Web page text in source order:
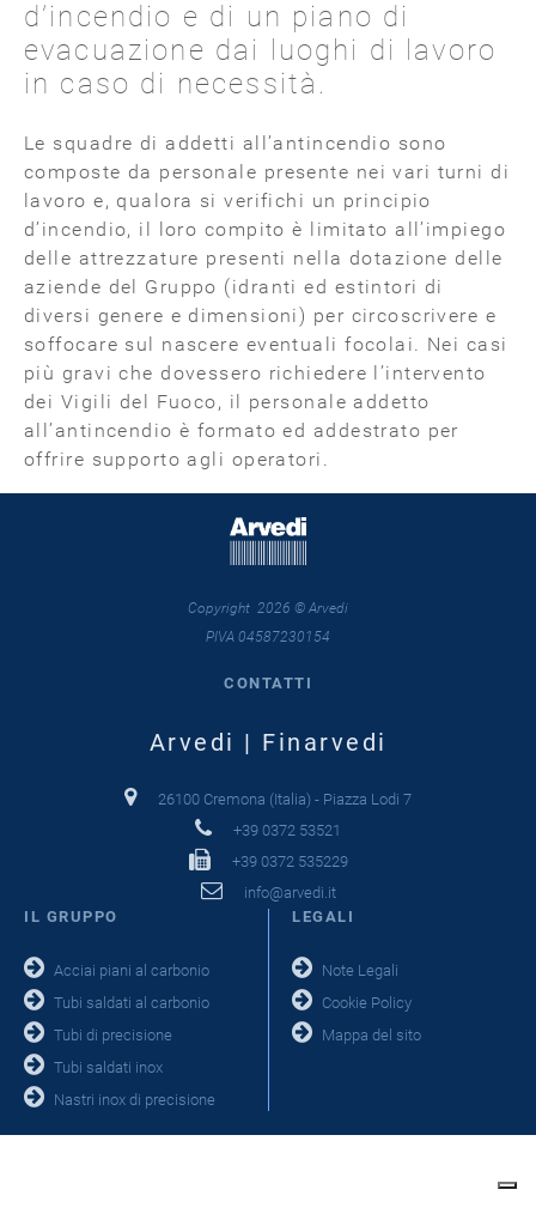
d’incendio e di un piano di
evacuazione dai luoghi di lavoro
in caso di necessità.
Le squadre di addetti all’antincendio sono
composte da personale presente nei vari turni di
lavoro e, qualora si verifichi un principio
d’incendio, il loro compito è limitato all’impiego
delle attrezzature presenti nella dotazione delle
aziende del Gruppo (idranti ed estintori di
diversi genere e dimensioni) per circoscrivere e
soffocare sul nascere eventuali focolai. Nei casi
più gravi che dovessero richiedere l’intervento
dei Vigili del Fuoco, il personale addetto
all’antincendio è formato ed addestrato per
offrire supporto agli operatori.
Copyright 2026 © Arvedi
PIVA 04587230154
CONTATTI
Arvedi | Finarvedi
26100 Cremona (Italia) - Piazza Lodi 7
+39 0372 53521
+39 0372 535229
info@arvedi.it
IL GRUPPO
Acciai piani al carbonio
Tubi saldati al carbonio
Tubi di precisione
Tubi saldati inox
Nastri inox di precisione
LEGALI
Note Legali
Cookie Policy
Mappa del sito